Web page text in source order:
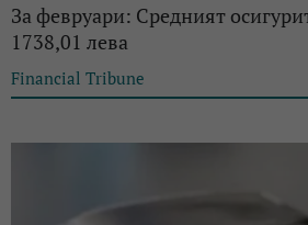
За февруари: Средният
1738,01 лева
Financial Tribune